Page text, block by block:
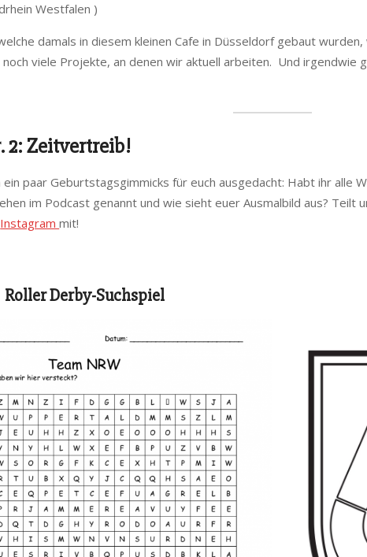
Westfalen )
damals in diesem kleinen Cafe in Düsseldorf gebaut wurden,
viele Projekte, an denen wir aktuell arbeiten. Und irgendwie
2: Zeitvertreib!
ein paar Geburtstagsgimmicks für euch ausgedacht: Habt ihr alle
im Podcast genannt und wie sieht euer Ausmalbild aus?
Instagrammit!
Roller Derby-Suchspiel